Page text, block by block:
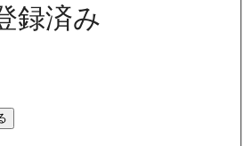
録済み